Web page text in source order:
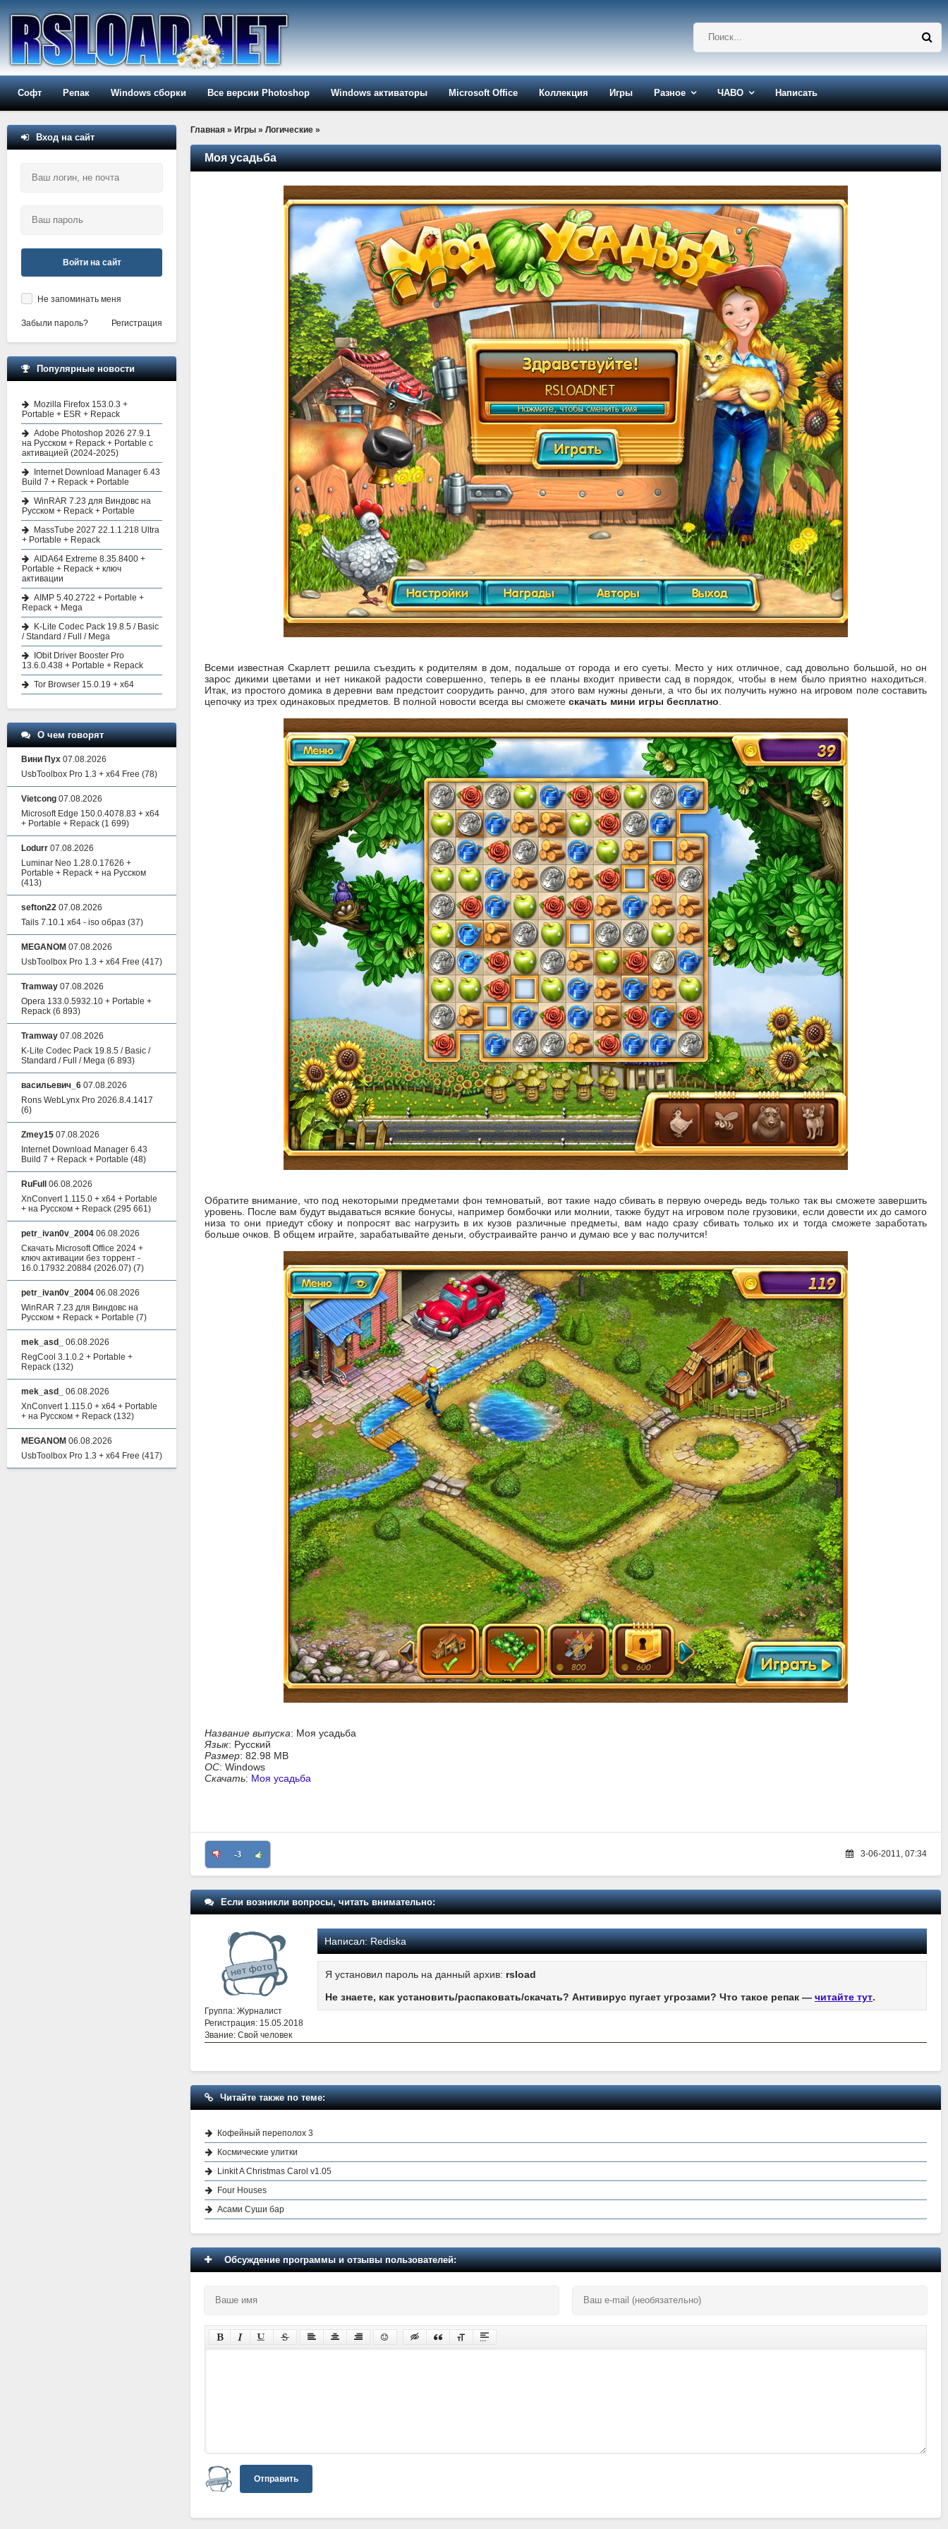
Софт Репак Windows сборки Все версии Photoshop Windows активаторы Microsoft Office Коллекция Игры Разное ЧАВО Написать
Главная » Игры » Логические »
Моя усадьба
Всеми известная Скарлетт решила съездить к родителям в дом, подальше от города и его суеты. Место у них отличное, сад довольно большой, но он
зарос дикими цветами и нет никакой радости совершенно, теперь в ее планы входит привести сад в порядок, чтобы в нем было приятно находиться.
Итак, из простого домика в деревни вам предстоит соорудить ранчо, для этого вам нужны деньги, а что бы их получить нужно на игровом поле составить
цепочку из трех одинаковых предметов. В полной новости всегда вы сможете скачать мини игры бесплатно
Обратите внимание, что под некоторыми предметами фон темноватый, вот такие надо сбивать в первую очередь ведь только так вы сможете завершить
уровень. После вам будут выдаваться всякие бонусы, например бомбочки или молнии, также будут на игровом поле грузовики, если довести их до самого
низа то они приедут сбоку и попросят вас нагрузить в их кузов различные предметы, вам надо сразу сбивать только их и тогда сможете заработать
больше очков. В общем играйте, зарабатывайте деньги, обустраивайте ранчо и думаю все у вас получится!
Название выпуска: Моя усадьба
Язык: Русский
Размер: 82.98 MB
ОС: Windows
Скачать: Моя усадьба
-3 3-06-2011, 07:34
Если возникли вопросы, читать внимательно:
Группа: Журналист
Регистрация: 15.05.2018
Звание: Свой человек
Написал:Rediska
Я установил пароль на данный архив: rsload
Не знаете, как установить/распаковать/скачать? Антивирус пугает угрозами? Что такое репак — читайте тут.
Читайте также по теме:
Кофейный переполох 3
Космические улитки
Linkit A Christmas Carol v1.05
Four Houses
Асами Суши бар
Обсуждение программы и отзывы пользователей:
Отправить
Вход на сайт
Войти на сайт
Не запоминать меня
Забыли пароль? Регистрация
Популярные новости
Mozilla Firefox 153.0.3 +
Portable + ESR + Repack
Adobe Photoshop 2026 27.9.1
на Русском + Repack + Portable с
активацией (2024-2025)
Internet Download Manager 6.43
Build 7 + Repack + Portable
WinRAR 7.23 для Виндовс на
Русском + Repack + Portable
MassTube 2027 22.1.1.218 Ultra
+ Portable + Repack
AIDA64 Extreme 8.35.8400 +
Portable + Repack + ключ
активации
AIMP 5.40.2722 + Portable +
Repack + Mega
K-Lite Codec Pack 19.8.5 / Basic
/ Standard / Full / Mega
IObit Driver Booster Pro
13.6.0.438 + Portable + Repack
Tor Browser 15.0.19 + x64
О чем говорят
Вини Пух 07.08.2026
UsbToolbox Pro 1.3 + x64 Free (78)
Vietcong 07.08.2026
Microsoft Edge 150.0.4078.83 + x64
+ Portable + Repack (1 699)
Lodurr 07.08.2026
Luminar Neo 1.28.0.17626 +
Portable + Repack + на Русском
(413)
sefton22 07.08.2026
Tails 7.10.1 x64 - iso образ (37)
MEGANOM 07.08.2026
UsbToolbox Pro 1.3 + x64 Free (417)
Tramway 07.08.2026
Opera 133.0.5932.10 + Portable +
Repack (6 893)
Tramway 07.08.2026
K-Lite Codec Pack 19.8.5 / Basic /
Standard / Full / Mega (6 893)
васильевич_6 07.08.2026
Rons WebLynx Pro 2026.8.4.1417
(6)
Zmey15 07.08.2026
Internet Download Manager 6.43
Build 7 + Repack + Portable (48)
RuFull
06.08.2026
XnConvert 1.115.0 + x64 + Portable
+ на Русском + Repack (295 661)
petr_ivan0v_2004 06.08.2026
Скачать Microsoft Office 2024 +
ключ активации без торрент -
16.0.17932.20884 (2026.07) (7)
petr_ivan0v_2004 06.08.2026
WinRAR 7.23 для Виндовс на
Русском + Repack + Portable (7)
mek_asd_
06.08.2026
RegCool 3.1.0.2 + Portable +
Repack (132)
mek_asd_
06.08.2026
XnConvert 1.115.0 + x64 + Portable
+ на Русском + Repack (132)
MEGANOM 06.08.2026
UsbToolbox Pro 1.3 + x64 Free (417)